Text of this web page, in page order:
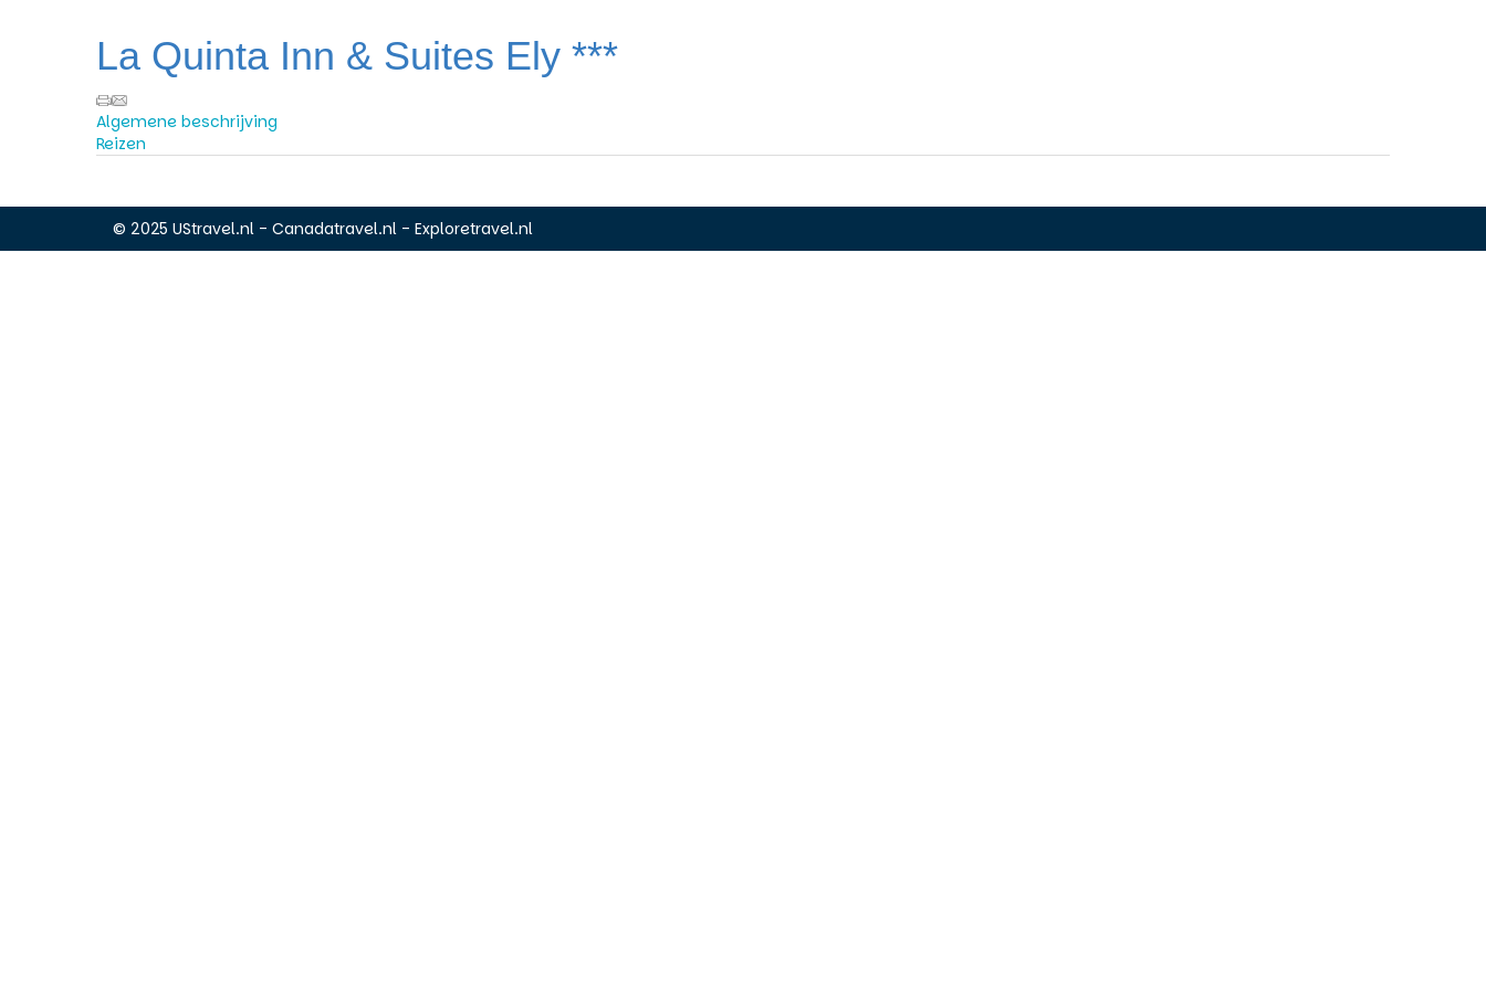
La Quinta Inn & Suites Ely ***
Algemene beschrijving
Reizen
© 2025 UStravel.nl - Canadatravel.nl - Exploretravel.nl